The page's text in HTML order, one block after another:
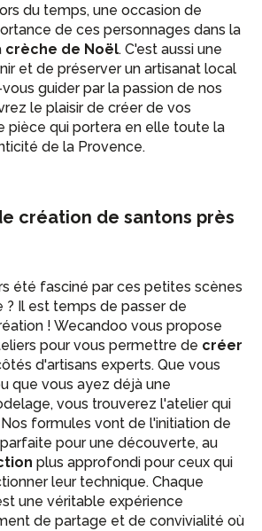
du temps, une occasion de
de ces personnages dans la
crèche de Noël. C'est aussi une
et de préserver un artisanat local
guider par la passion de nos
le plaisir de créer de vos
pièce qui portera en elle toute la
de la Provence.
création de santons près
été fasciné par ces petites scènes
Il est temps de passer de
! Wecandoo vous propose
pour vous permettre de créer
d'artisans experts. Que vous
que vous ayez déjà une
vous trouverez l'atelier qui
formules vont de l'initiation de
pour une découverte, au
plus approfondi pour ceux qui
leur technique. Chaque
une véritable expérience
de partage et de convivialité où